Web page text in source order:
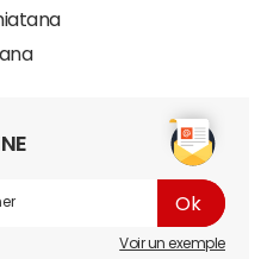
Voir un exemple